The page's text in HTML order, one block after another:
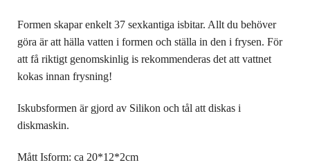
Formen skapar enkelt 37 sexkantiga isbitar. Allt du behöver
göra är att hälla vatten i formen och ställa in den i frysen. För
att få riktigt genomskinlig is rekommenderas det att vattnet
kokas innan frysning!
Iskubsformen är gjord av Silikon och tål att diskas i
diskmaskin.
Mått Isform: ca 20*12*2cm